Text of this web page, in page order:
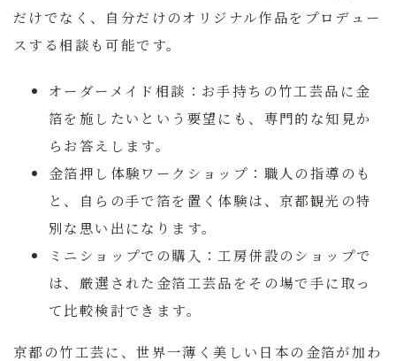
だけでなく、自分だけのオリジナル作品をプロデュー
スする相談も可能です。
オーダーメイド相談： お手持ちの竹工芸品に金
箔を施したいという要望にも、専門的な知見か
らお答えします。
金箔押し体験ワークショップ： 職人の指導のも
と、自らの手で箔を置く体験は、京都観光の特
別な思い出になります。
ミニショップでの購入：工房併設のショップで
は、厳選された金箔工芸品をその場で手に取っ
て比較検討できます。
京都の竹工芸に、世界一薄く美しい日本の金箔が加わ